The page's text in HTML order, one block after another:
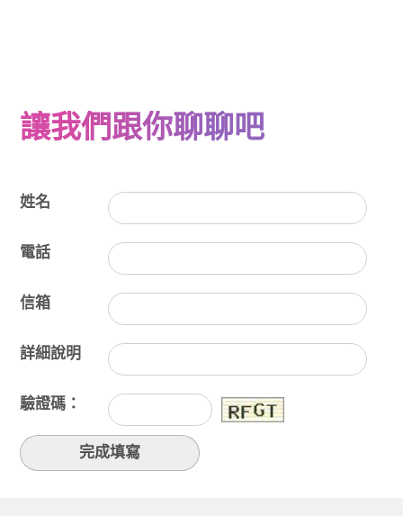
讓我們跟你聊聊吧
姓名
電話
信箱
詳細說明
驗證碼：